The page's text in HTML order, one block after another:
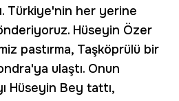
Türkiye'nin her yerine
Hüseyin Özer
pastırma, Taşköprülü bir
ulaştı. Onun
Hüseyin Bey tattı,